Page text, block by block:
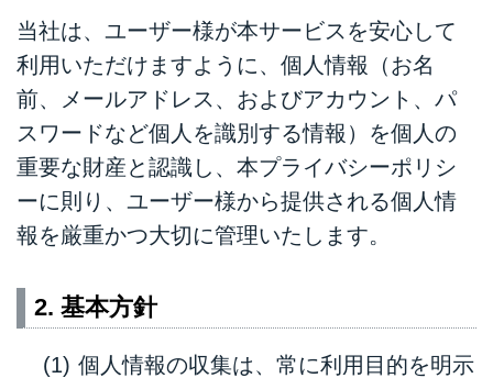
当社は、ユーザー様が本サービスを安心して
利用いただけますように、個人情報（お名
前、メールアドレス、およびアカウント、パ
スワードなど個人を識別する情報）を個人の
重要な財産と認識し、本プライバシーポリシ
ーに則り、ユーザー様から提供される個人情
報を厳重かつ大切に管理いたします。
2. 基本方針
個人情報の収集は、常に利用目的を明示